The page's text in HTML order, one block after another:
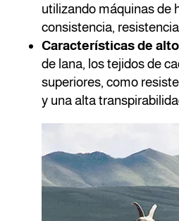
utilizando máquinas de
consistencia,
Características de
de lana, los tejidos de
superiores, como
y una alta